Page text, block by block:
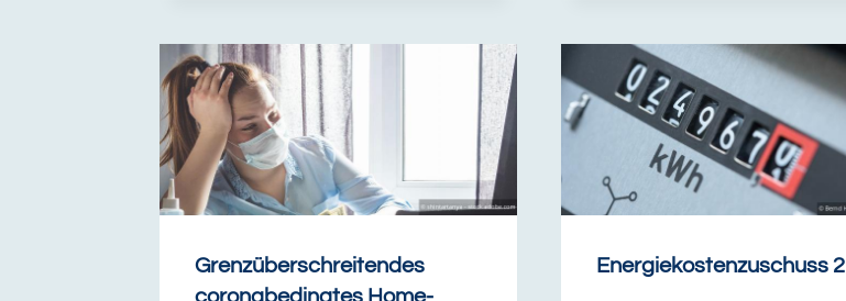
Grenzüberschreitendes
Energiekostenzuschuss 2